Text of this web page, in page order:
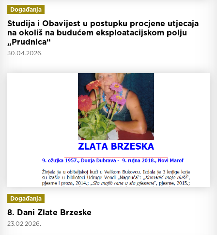
Događanja
Studija i Obavijest u postupku procjene utjecaja
na okoliš na budućem eksploatacijskom polju
„Prudnica“
30.04.2026.
Događanja
8. Dani Zlate Brzeske
23.02.2026.